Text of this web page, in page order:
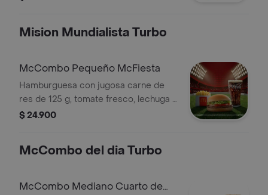
Acompañada de papas fritas
elección.
Mision Mundialista Turbo
McCombo Pequeño McFiesta
Hamburguesa con jugosa carne de
res de 125 g, tomate fresco, lechuga y
salsa de tomate, en pan suave sin
elección.
$ 24.900
McCombo del dia Turbo
McCombo Mediano Cuarto de